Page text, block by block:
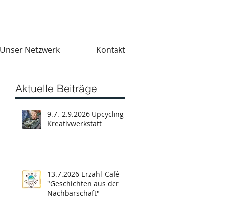
Unser Netzwerk Kontakt
Aktuelle Beiträge
9.7.-2.9.2026 Upcycling-
Kreativwerkstatt
13.7.2026 Erzähl-Café
"Geschichten aus der
Nachbarschaft"